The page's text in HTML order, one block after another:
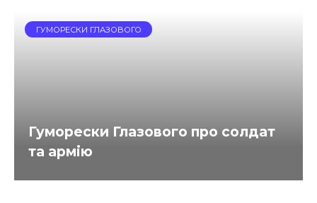
ГУМОРЕСКИ ГЛАЗОВОГО
Гуморески Глазового про солдат
та армію